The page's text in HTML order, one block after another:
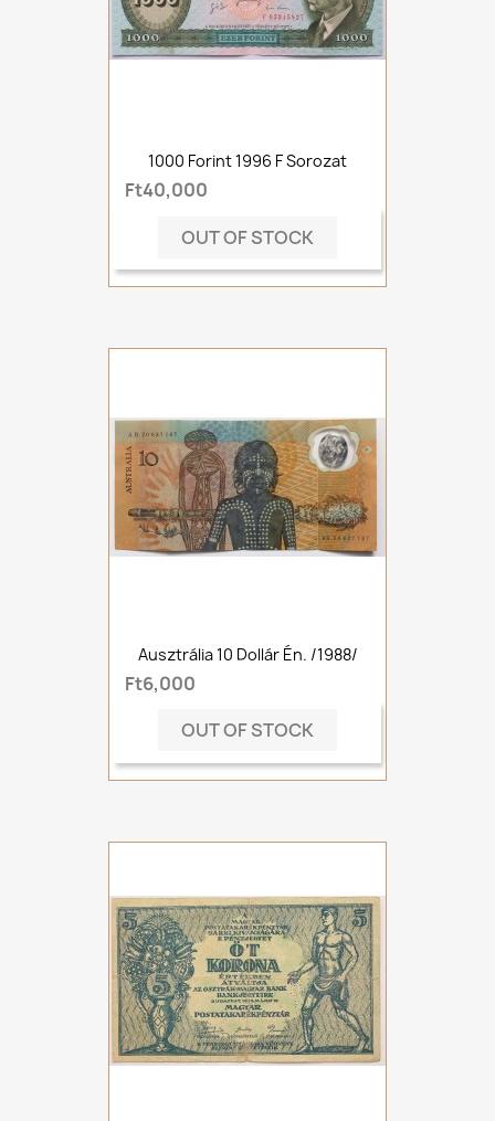
1000 Forint 1996 F Sorozat
Ft40,000
OUT OF STOCK
Ausztrália 10 Dollár Én. /1988/
Ft6,000
OUT OF STOCK